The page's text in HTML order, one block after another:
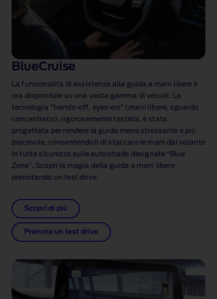
BlueCruise
La funzionalità di assistenza alla guida a mani libere è
ora disponibile su una vasta gamma di veicoli. La
tecnologia "hands‑off, eyes‑on" (mani libere, sguardo
concentrato), rigorosamente testata, è stata
progettata per rendere la guida meno stressante e più
piacevole, consentendoti di staccare le mani dal volante
in tutta sicurezza sulle autostrade designate “Blue
Zone”. Scopri la magia della guida a mani libere
prenotando un test drive.
Scopri di più
Prenota un test drive